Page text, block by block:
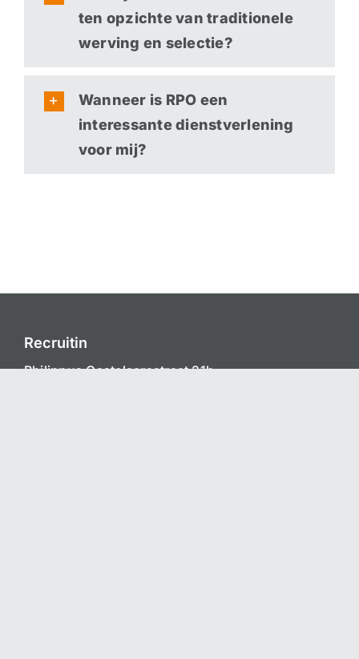
ten opzichte van traditionele
werving en selectie?
Wanneer is RPO een
interessante dienstverlening
voor mij?
Recruitin
Philippus Gastelaarsstraat 21b